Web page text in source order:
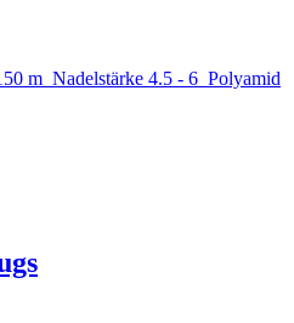
m Nadelstärke 4.5 - 6 Polyamid